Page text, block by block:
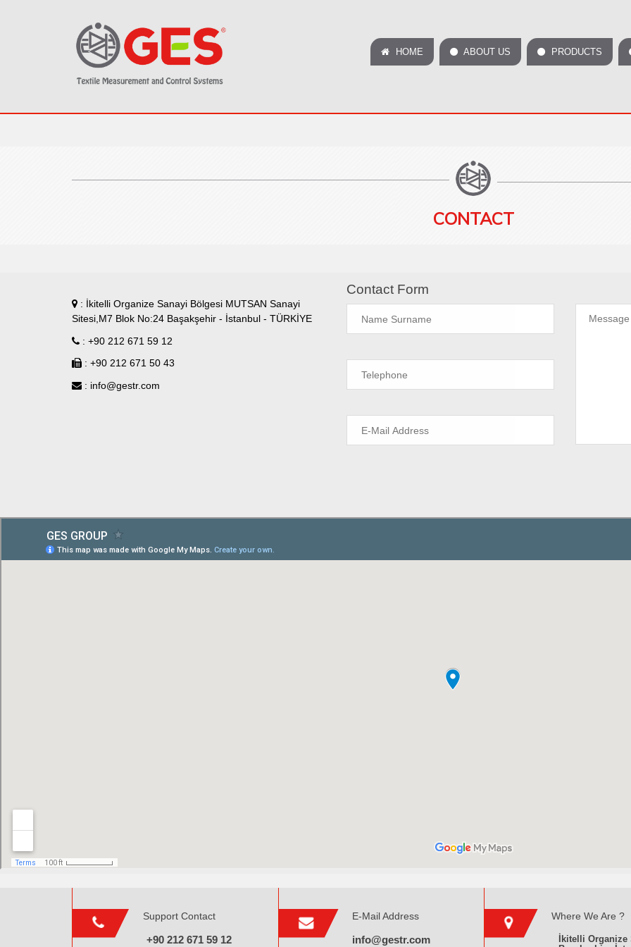
HOME ABOUT US PRODUCTS
CONTACT
: İkitelli Organize Sanayi Bölgesi MUTSAN Sanayi
Sitesi,M7 Blok No:24 Başakşehir - İstanbul - TÜRKİYE
: +90 212 671 59 12
: +90 212 671 50 43
: info@gestr.com
Contact Form
Support Contact
+90 212 671 59 12
E-Mail Address
info@gestr.com
Where We Are ?
İkitelli Organize